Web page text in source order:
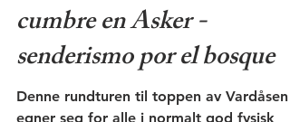
Vardåsen - Tour a la
cumbre en Asker -
senderismo por el bosque